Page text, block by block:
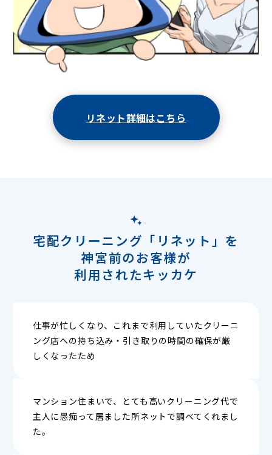
リネット詳細はこちら
宅配クリーニング「リネット」を
神宮前のお客様が
利用されたキッカケ
仕事が忙しくなり、これまで利用していたクリーニ
ング店への持ち込み・引き取りの時間の確保が厳
しくなったため
マンション住まいで、とても高いクリーニング代で
主人に愚痴って居ました所ネットで調べてくれまし
た。